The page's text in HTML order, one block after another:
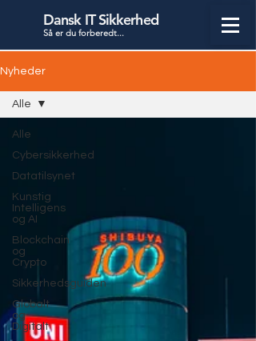
Dansk IT Sikkerhed
Så er du forberedt...
Nyheder
Alle
Cybersikkerhed
Datatilsynet
Kunstig
Intelligens
og AI
Blockchain
og
Crypto
Sikkerhedsguiden
Globalt
og
Digitalt
Alle